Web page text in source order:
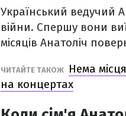
Український ведучий
війни. Спершу вони
місяців Анатоліч
ЧИТАЙТЕ ТАКОЖ
Нема
на концертах